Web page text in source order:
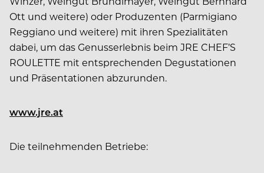
Ott und weitere) oder Produzenten (Parmigiano
Reggiano und weitere) mit ihren Spezialitäten
dabei, um das Genusserlebnis beim JRE CHEF’S
ROULETTE mit entsprechenden Degustationen
und Präsentationen abzurunden.
www.jre.at
Die teilnehmenden Betriebe: